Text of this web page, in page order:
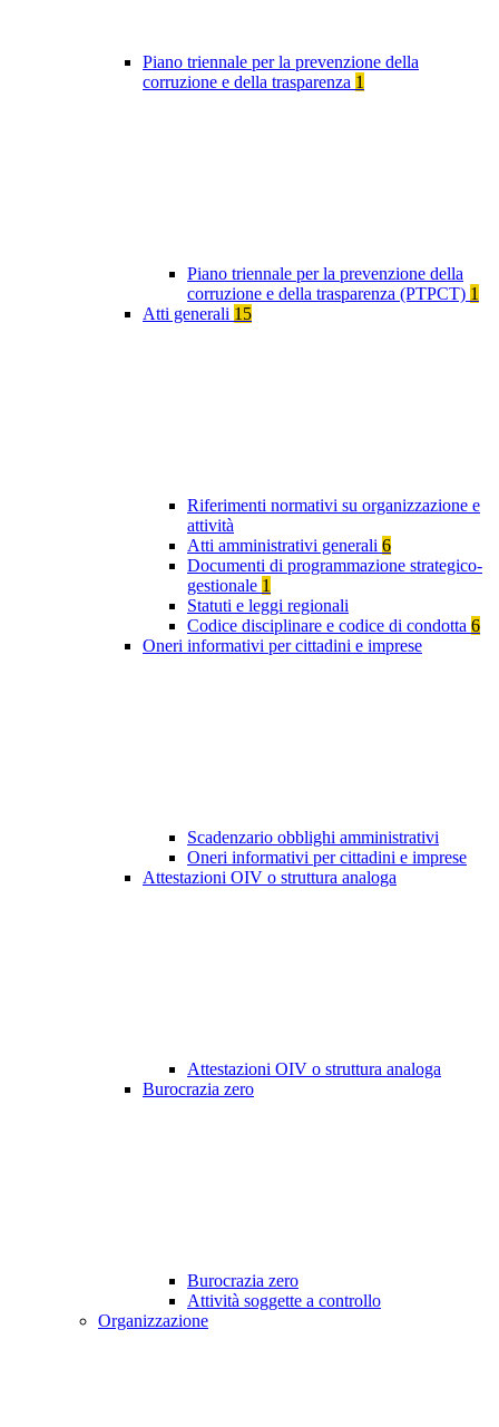
Piano triennale per la prevenzione della
corruzione e della trasparenza 1
Piano triennale per la prevenzione della
corruzione e della trasparenza (PTPCT) 1
Atti generali 15
Riferimenti normativi su organizzazione e
attività
Atti amministrativi generali 6
Documenti di programmazione strategico-
gestionale 1
Statuti e leggi regionali
Codice disciplinare e codice di condotta 6
Oneri informativi per cittadini e imprese
Scadenzario obblighi amministrativi
Oneri informativi per cittadini e imprese
Attestazioni OIV o struttura analoga
Attestazioni OIV o struttura analoga
Burocrazia zero
Burocrazia zero
Attività soggette a controllo
Organizzazione